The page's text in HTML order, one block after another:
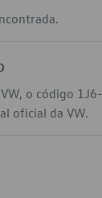
o código
oficial da VW.